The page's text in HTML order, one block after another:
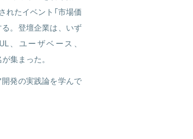
たイベント「市場価
。登壇企業は、いず
、ユーザベース、
集まった。
発の実践論を学んで